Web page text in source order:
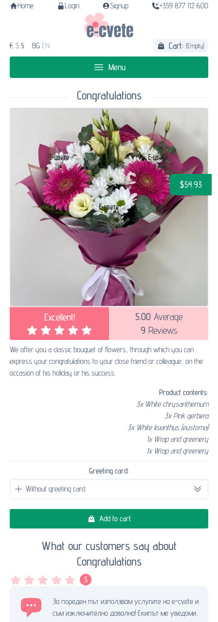
Home Login Signup +359 877 112 600
€ $ £ BG EN Cart: (Empty)
Menu
Congratulations
$54.93
Excellent! 5.00Average
9 Reviews
We offer you a classic bouquet of flowers, through which you can
express your congratulations to your close friend or colleague, on the
occasion of his holiday or his success.
Product contents:
3x White chrysanthemum
3x Pink gerbera
3x White lisianthus (eustoma)
1x Wrap and greenery
1x Wrap and greenery
Greeting card:
Add to cart
What our customers say about
Congratulations
5
За пореден път използвам услугите на e-cvete и
съм изключително доволна! Екипът ме уведоми,